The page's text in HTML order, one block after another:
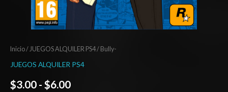
Inicio/ JUEGOS ALQUILER PS4/ Bully-
JUEGOS ALQUILER PS4
$3.00 - $6.00